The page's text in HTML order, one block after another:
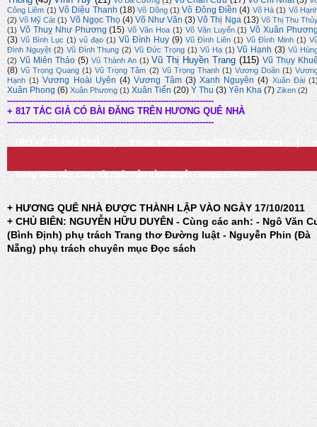
Công Liêm (1) Võ Diệu Thanh (18) Võ Dõng (1) Võ Đông Điền (4) Võ Hà (1) Võ
(2) Võ Mỹ Cát (1) Võ Ngọc Thọ (4) Võ Như Văn (3) Võ Thị Nga (13) Võ Thị Thu
(1) Võ Thuỵ Như Phương (15) Võ Văn Hoa (1) Võ Văn Luyến (1) Võ Xuân
(3) Vũ Bình Lục (1) vũ đạo (1) Vũ Đình Huy (9) Vũ Đình Liên (1) Vũ Đình Minh (1)
Đình Nguyệt (2) Vũ Đình Thung (2) Vũ Đức Trọng (1) Vũ Hạ (1) Vũ Hạnh (3) Vũ
(2) Vũ Miên Thảo (5) Vũ Thành An (1) Vũ Thị Huyền Trang (115) Vũ Thụy
(8) Vũ Trọng Quang (1) Vũ Trọng Tâm (2) Vũ Trọng Thanh (1) Vương Doãn (1)
Hạnh (1) Vương Hoài Uyên (4) Vương Tâm (3) Xanh Nguyên (4) Xuân Đài
Xuân Phong (6) Xuân Phương (1) Xuân Tiến (20) Ý Thu (3) Yên Kha (7) Ziken (2)
-------------------------------------------------------------------------
+ 817 TÁC GIẢ CÓ BÀI ĐĂNG TRÊN HƯƠNG QUÊ NHÀ
-------------------------------------------------------------------------
TRỞ VỀ TRANG CHỦ Email: huongquenha2023@gmail.com
Trang Web này chạy tốt nhất trên trình duyệt Google Chrome
+ HƯƠNG QUÊ NHÀ ĐƯỢC THÀNH LẬP VÀO NGÀY 17/10/2011
+ CHỦ BIÊN: NGUYỄN HỮU DUYÊN - Cùng các anh: - Ngô Văn
(Bình Định) phụ trách Trang thơ Đường luật - Nguyễn Phin (Đà
Nẵng) phụ trách chuyên mục Đọc sách